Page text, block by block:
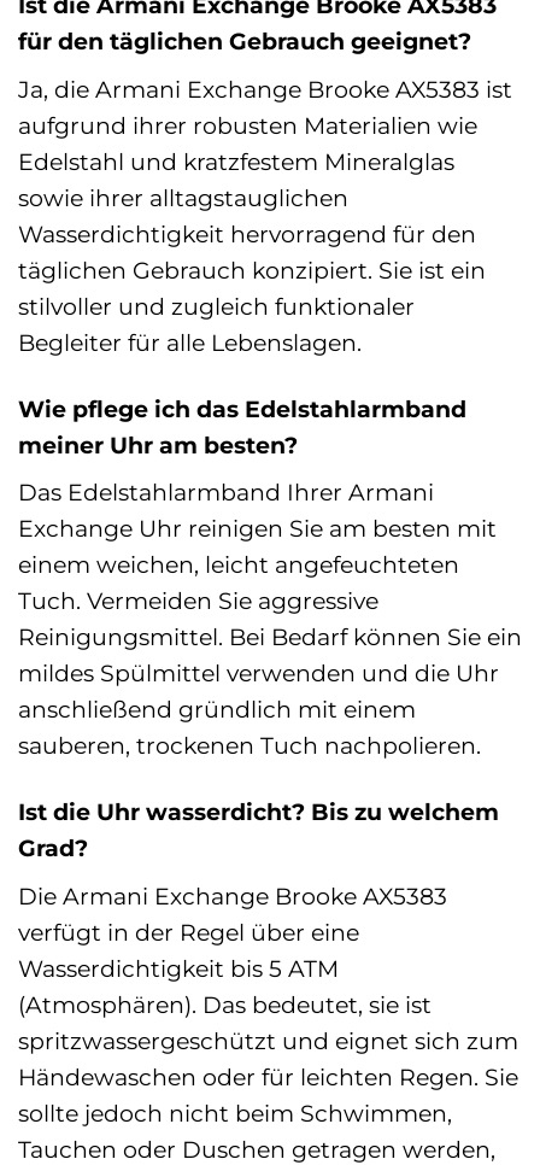
für den täglichen Gebrauch geeignet?
Ja, die Armani Exchange Brooke AX5383 ist
aufgrund ihrer robusten Materialien wie
Edelstahl und kratzfestem Mineralglas
sowie ihrer alltagstauglichen
Wasserdichtigkeit hervorragend für den
täglichen Gebrauch konzipiert. Sie ist ein
stilvoller und zugleich funktionaler
Begleiter für alle Lebenslagen.
Wie pflege ich das Edelstahlarmband
meiner Uhr am besten?
Das Edelstahlarmband Ihrer Armani
Exchange Uhr reinigen Sie am besten mit
einem weichen, leicht angefeuchteten
Tuch. Vermeiden Sie aggressive
Reinigungsmittel. Bei Bedarf können Sie ein
mildes Spülmittel verwenden und die Uhr
anschließend gründlich mit einem
sauberen, trockenen Tuch nachpolieren.
Ist die Uhr wasserdicht? Bis zu welchem
Grad?
Die Armani Exchange Brooke AX5383
verfügt in der Regel über eine
Wasserdichtigkeit bis 5 ATM
(Atmosphären). Das bedeutet, sie ist
spritzwassergeschützt und eignet sich zum
Händewaschen oder für leichten Regen. Sie
sollte jedoch nicht beim Schwimmen,
Tauchen oder Duschen getragen werden,